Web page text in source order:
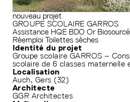
nouveau projet
GROUPE SCOLAIRE GARROS
Assistance HQE BDO Or Biosourcé
Réemploi Toilettes sèches
Identité du projet
Groupe scolaire GARROS –
scolaire de 6 classes maternelle
Localisation
Auch, Gers (32)
Architecte
GGR Architectes